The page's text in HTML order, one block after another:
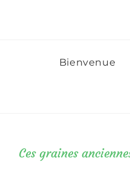
Bienvenue
Ces graines